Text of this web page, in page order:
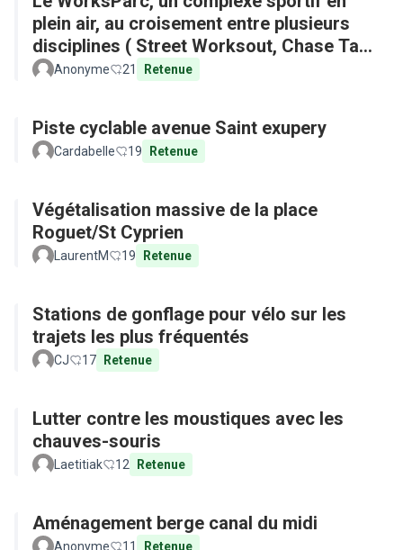
plein air, au croisement entre plusieurs
disciplines ( Street Worksout, Chase Tag,
Parkour)
Anonyme 21 Retenue
Piste cyclable avenue Saint exupery
Cardabelle 19 Retenue
Végétalisation massive de la place
Roguet/St Cyprien
LaurentM 19 Retenue
Stations de gonflage pour vélo sur les
trajets les plus fréquentés
CJ 17 Retenue
Lutter contre les moustiques avec les
chauves-souris
Laetitiak 12 Retenue
Aménagement berge canal du midi
Anonyme 11 Retenue